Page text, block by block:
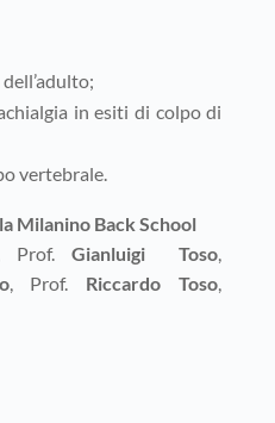
in esiti di colpo di
vertebrale.
Milanino Back School
Prof. Gianluigi Toso,
, Prof. Riccardo Toso,